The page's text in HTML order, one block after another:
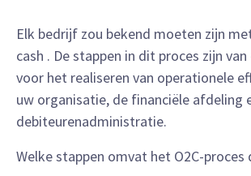
Elk bedrijf zou bekend moeten zijn
cash . De stappen in dit proces zijn
voor het realiseren van operationele
uw organisatie, de financiële afdeling
debiteurenadministratie.
Welke stappen omvat het O2C-proces